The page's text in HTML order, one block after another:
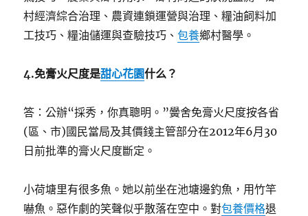
村經濟綜合治理、農資連鎖運營與治理、糧油飼料加
工技巧、糧油儲運與查驗技巧、包養鄉村醫學。
4.免膏火尺度是甜心花園什么？
答：公辦“採秀，你真聰明。”黌舍免膏火尺度按各省
(區、市)國民當局及其價錢主管部分在2012年6月30
日前批準的膏火尺度斷定。
小荷塘里有很多魚。她以前坐在池塘邊釣魚，用竹竿
嚇魚。惡作劇的笑聲似乎散落在空中。對包養價格退